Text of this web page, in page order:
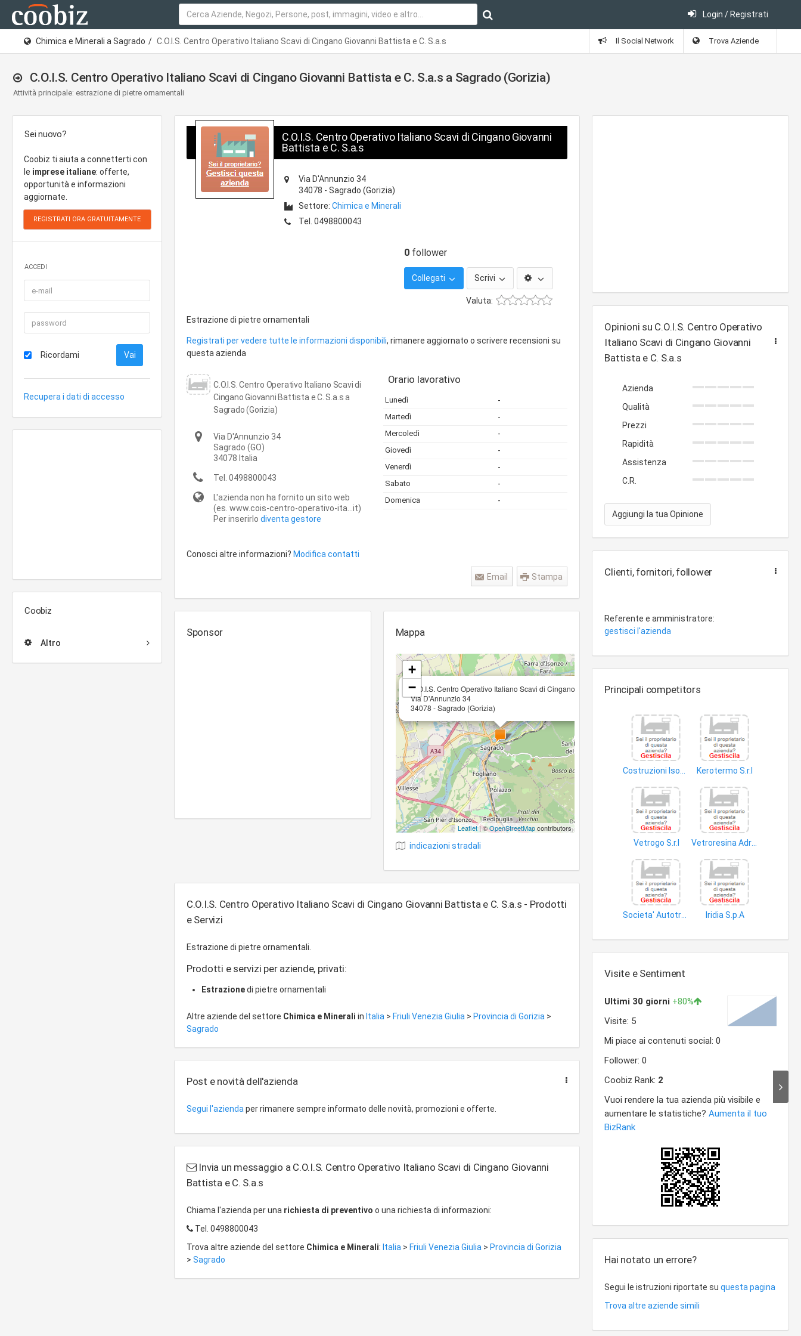
Login / Registrati
Chimica e Minerali a Sagrado C.O.I.S. Centro Operativo Italiano Scavi di Cingano Giovanni Battista e C. S.a.s Il Social Network Trova Aziende
C.O.I.S. Centro Operativo Italiano Scavi di Cingano Giovanni Battista e C. S.a.s a Sagrado (Gorizia)
Attività principale: estrazione di pietre ornamentali
Sei nuovo?
Coobiz ti aiuta a connetterti con
le imprese italiane: offerte,
opportunità e informazioni
aggiornate.
ACCEDI
Ricordami
Recupera i dati di accesso
Coobiz
Altro
C.O.I.S. Centro Operativo Italiano Scavi di Cingano Giovanni
Battista e C. S.a.s
Via D'Annunzio 34
34078 - Sagrado (Gorizia)
Settore: Chimica e Minerali
Tel. 0498800043
0 follower
Collegati Scrivi
Valuta:
Estrazione di pietre ornamentali
Registrati per vedere tutte le informazioni disponibili, rimanere aggiornato o scrivere recensioni su
questa azienda
C.O.I.S. Centro Operativo Italiano Scavi di
Cingano Giovanni Battista e C. S.a.s a
Sagrado (Gorizia)
Via D'Annunzio 34
Sagrado (GO)
34078 Italia
Tel. 0498800043
L'azienda non ha fornito un sito web
(es. www.cois-centro-operativo-ita...it)
Per inserirlo diventa gestore
Orario lavorativo
Lunedì -
Martedì -
Mercoledì -
Giovedì -
Venerdì -
Sabato -
Domenica -
Conosci altre informazioni? Modifica contatti
Stampa
Email
Sponsor Mappa
C.O.I.S. Centro Operativo Italiano Scavi di Cingano Giovanni Battista e C. S.a.s
Via D'Annunzio 34
34078 - Sagrado (Gorizia)
+
−
Leaflet| ©OpenStreetMapcontributors
indicazioni stradali
C.O.I.S. Centro Operativo Italiano Scavi di Cingano Giovanni Battista e C. S.a.s - Prodotti
e Servizi
Estrazione di pietre ornamentali.
Prodotti e servizi per aziende, privati:
Estrazionedi pietre ornamentali
Altre aziende del settore Chimica e Minerali in Italia > Friuli Venezia Giulia > Provincia di Gorizia >
Sagrado
Post e novità dell'azienda
Segui l'azienda per rimanere sempre informato delle novità, promozioni e offerte.
Invia un messaggio a C.O.I.S. Centro Operativo Italiano Scavi di Cingano Giovanni
Battista e C. S.a.s
Chiama l'azienda per una richiesta di preventivo o una richiesta di informazioni:
Tel. 0498800043
Trova altre aziende del settore Chimica e Minerali: Italia > Friuli Venezia Giulia > Provincia di Gorizia
> Sagrado
Opinioni su C.O.I.S. Centro Operativo
Italiano Scavi di Cingano Giovanni
Battista e C. S.a.s
Azienda
Qualità
Prezzi
Rapidità
Assistenza
C.R.
Aggiungi la tua Opinione
Clienti, fornitori, follower
Referente e amministratore:
gestisci l'azienda
Principali competitors
Kerotermo S.r.l
Vetrogo S.r.l
Iridia S.p.A
Visite e Sentiment
Hai notato un errore?
Segui le istruzioni riportate suquesta pagina
Trova altre aziende simili